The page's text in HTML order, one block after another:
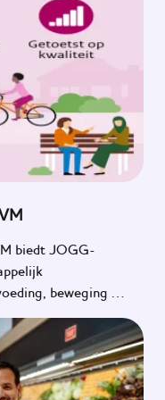
biedt JOGG-
beweging en